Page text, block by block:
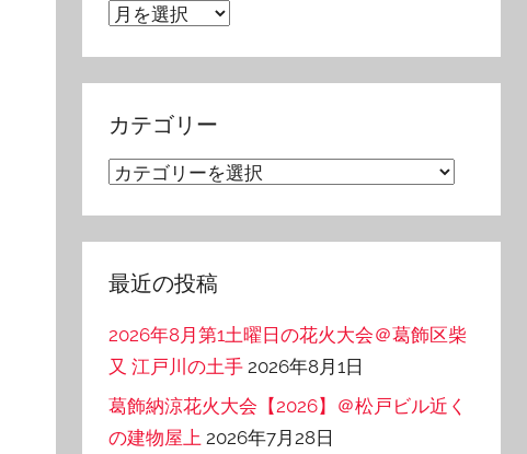
ア
ブ
カテゴリー
カ
ー
最近の投稿
2026年8月第1土曜日の花火大会＠葛飾区柴
又 江戸川の土手 2026年8月1日
葛飾納涼花火大会【2026】＠松戸ビル近く
の建物屋上 2026年7月28日